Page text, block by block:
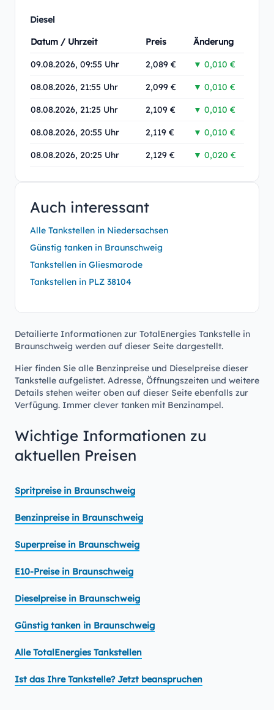
Diesel
Datum / Uhrzeit
Preis Änderung
09.08.2026, 09:55 Uhr 2,089 € ▼ 0,010 €
08.08.2026, 21:55 Uhr 2,099 € ▼ 0,010 €
08.08.2026, 21:25 Uhr 2,109 € ▼ 0,010 €
08.08.2026, 20:55 Uhr 2,119 € ▼ 0,010 €
08.08.2026, 20:25 Uhr 2,129 € ▼ 0,020 €
Auch interessant
Alle Tankstellen in Niedersachsen
Günstig tanken in Braunschweig
Tankstellen in Gliesmarode
Tankstellen in PLZ 38104
Detailierte Informationen zur TotalEnergies Tankstelle in
Braunschweig werden auf dieser Seite dargestellt.
Hier finden Sie alle Benzinpreise und Dieselpreise dieser
Tankstelle aufgelistet. Adresse, Öffnungszeiten und weitere
Details stehen weiter oben auf dieser Seite ebenfalls zur
Verfügung. Immer clever tanken mit Benzinampel.
Wichtige Informationen zu
aktuellen Preisen
Spritpreise in Braunschweig
Benzinpreise in Braunschweig
Superpreise in Braunschweig
E10-Preise in Braunschweig
Dieselpreise in Braunschweig
Günstig tanken in Braunschweig
Alle TotalEnergies Tankstellen
Ist das Ihre Tankstelle? Jetzt beanspruchen